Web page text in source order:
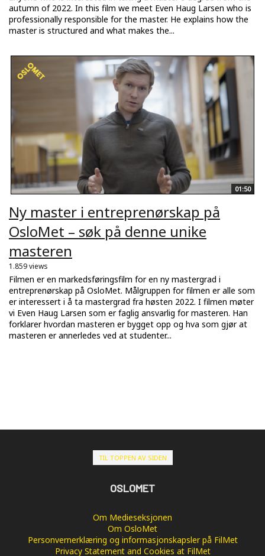
autumn of 2022. In this film we meet Even Haug Larsen who is
professionally responsible for the master. He explains how the
master is structured and what makes the...
01:50
Ny master i entreprenørskap på
OsloMet – søk på denne unike
masteren
1.859 views
Filmen er en markedsføringsfilm for en ny mastergrad i
entreprenørskap på OsloMet. Målgruppen for filmen er alle som
er interessert i å ta mastergrad fra høsten 2022. I filmen møter
vi Even Haug Larsen som er faglig ansvarlig for masteren. Han
forklarer hvordan masteren er bygget opp og hva som gjør at
masteren er annerledes ved at studenter...
TIL TOPPEN AV SIDEN
OSLOMET
Om Medieseksjonen
Om OsloMet
Personvernerklæring og informasjonskapsler på FilMet
Privacy Statement and Cookies at FilMet